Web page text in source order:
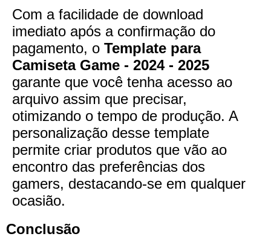
Com a facilidade de download
imediato após a confirmação do
pagamento, o Template para
Camiseta Game - 2024 - 2025
garante que você tenha acesso ao
arquivo assim que precisar,
otimizando o tempo de produção. A
personalização desse template
permite criar produtos que vão ao
encontro das preferências dos
gamers, destacando-se em qualquer
ocasião.
Conclusão